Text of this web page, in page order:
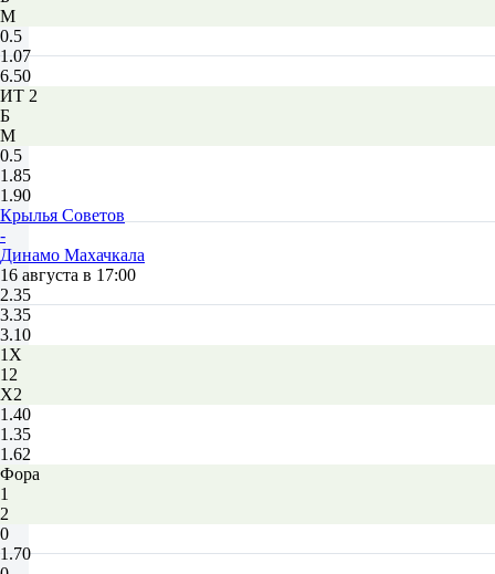
М
0.5
1.07
6.50
ИТ 2
Б
М
0.5
1.85
1.90
Крылья Советов
-
Динамо Махачкала
16 августа в 17:00
2.35
3.35
3.10
1X
12
X2
1.40
1.35
1.62
Фора
1
2
0
1.70